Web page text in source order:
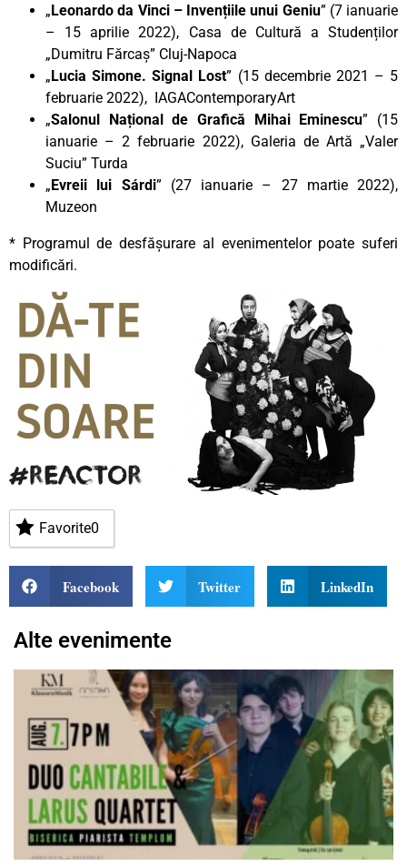
„Leonardo da Vinci – Invențiile unui Geniu” (7 ianuarie
– 15 aprilie 2022), Casa de Cultură a Studenților
„Dumitru Fărcaș” Cluj-Napoca
„Lucia Simone. Signal Lost” (15 decembrie 2021 – 5
februarie 2022), IAGAContemporaryArt
„Salonul Național de Grafică Mihai Eminescu” (15
ianuarie – 2 februarie 2022), Galeria de Artă „Valer
Suciu” Turda
„Evreii lui Sárdi” (27 ianuarie – 27 martie 2022),
Muzeon
* Programul de desfășurare al evenimentelor poate suferi
modificări.
Favorite0
Facebook Twitter LinkedIn
Alte evenimente